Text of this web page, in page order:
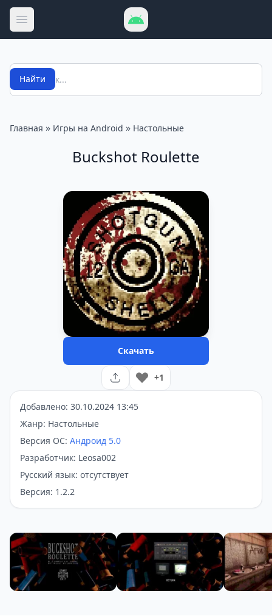
Открыть меню
Поиск
Найти
Главная » Игры на Android » Настольные
Buckshot Roulette
Скачать
+1
Добавлено: 30.10.2024 13:45
Жанр: Настольные
Версия ОС: Андроид 5.0
Разработчик: Leosa002
Русский язык: отсутствует
Версия: 1.2.2